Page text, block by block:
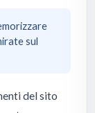
sul
del sito